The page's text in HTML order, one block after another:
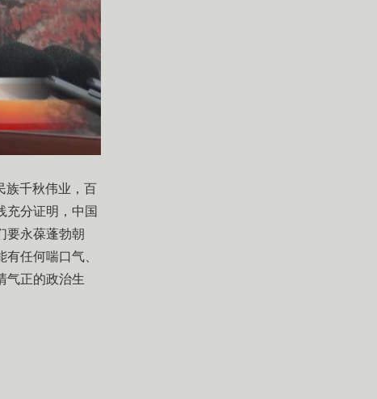
族千秋伟业，百
充分证明，中国
要永葆蓬勃朝
任何喘口气、
气正的政治生